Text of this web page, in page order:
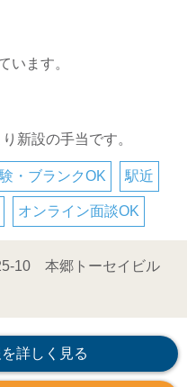
います。
新設の手当です。
・ブランクOK 駅近
オンライン面談OK
10 本郷トーセイビル
詳しく見る